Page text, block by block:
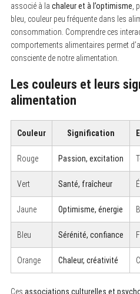
associé à la chaleur et à l’optimisme ,
bleu, couleur peu fréquente dans les
consommation. Comprendre ces
comportements alimentaires permet
consciente de notre alimentation.
Les couleurs et leurs
alimentation
Couleur Signification
Rouge Passion, excitation
Vert Santé, fraîcheur
Jaune Optimisme, énergie
Bleu Sérénité, confiance
Orange Chaleur, créativité
Ces associations culturelles et